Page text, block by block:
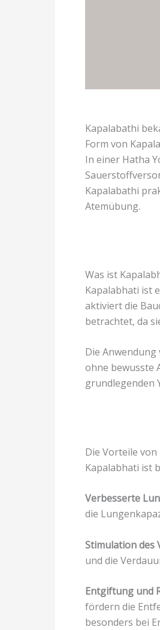
Kapalabathi
Form von
In einer Hatha
Kapalabathi
Atemübung.
Was ist
Kapalabhati ist
aktiviert die
betrachtet, da
Die
ohne bewusste
grundlegenden
Die Vorteile
Kapalabhati ist
Verbesserte
die
Stimulation des
und die
Entgiftung und
fördern die
besonders bei